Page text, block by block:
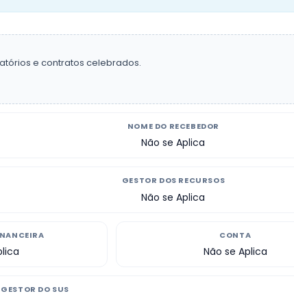
e contratos celebrados.
NOME DO RECEBEDOR
Não se Aplica
GESTOR DOS RECURSOS
Não se Aplica
CONTA
Não se Aplica
DO SUS